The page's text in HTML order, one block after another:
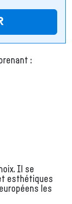
:
Il se
esthétiques
les